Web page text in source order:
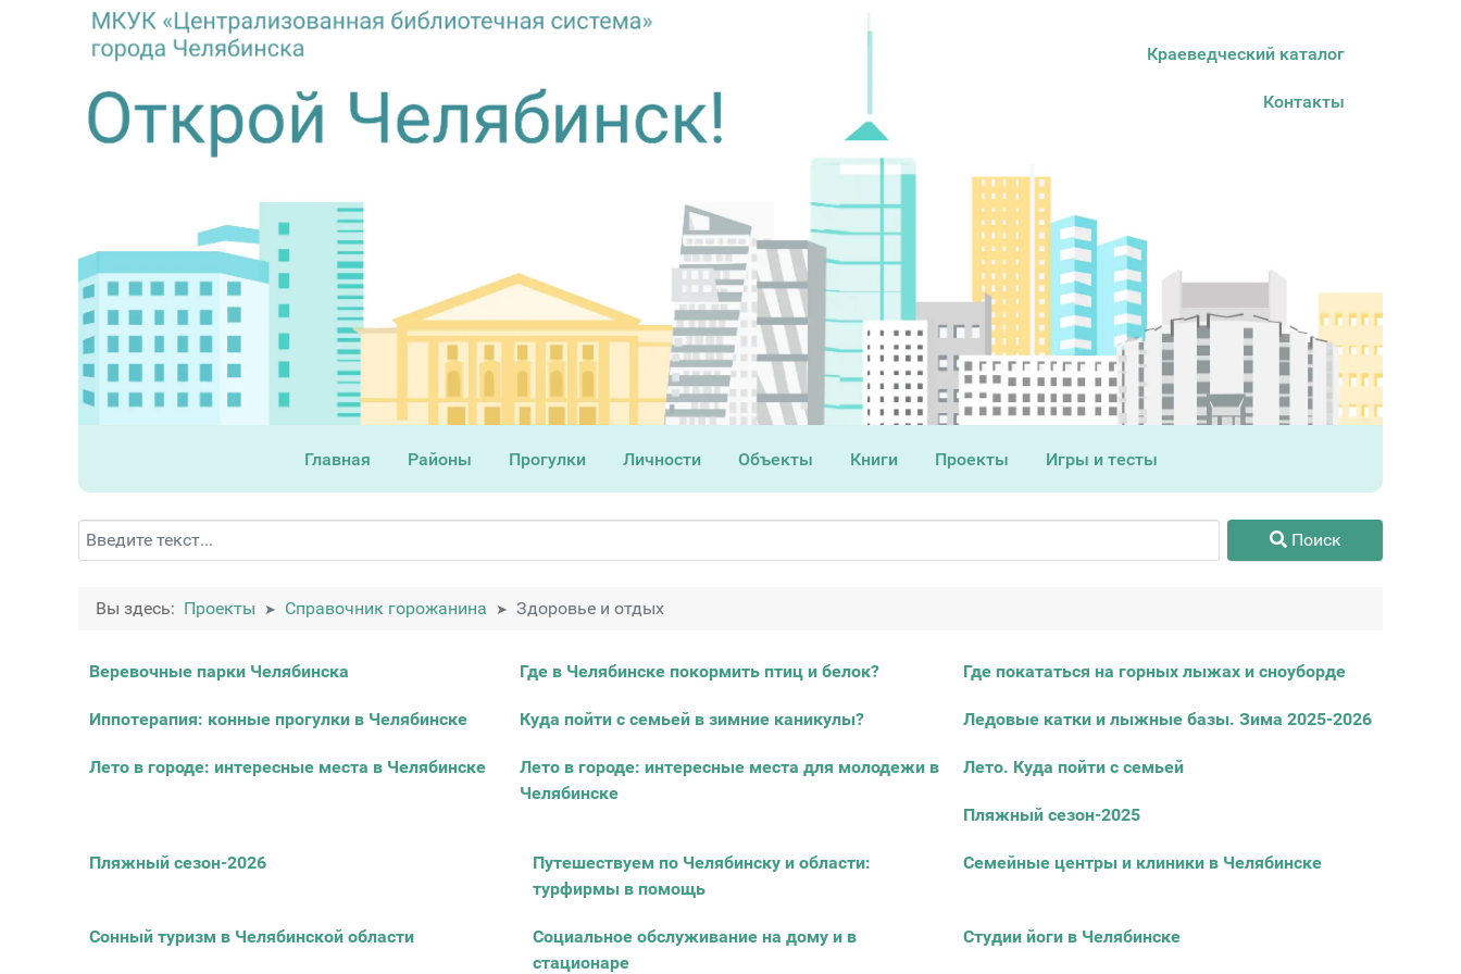
Краеведческий каталог
Контакты
Главная Районы Прогулки Личности Объекты Книги Проекты Игры и тесты
Поиск Поиск
Вы здесь: Проекты Справочник горожанина Здоровье и отдых
Заголовок
Веревочные парки Челябинска Где в Челябинске покормить птиц и белок? Где покататься на горных лыжах и сноуборде
Иппотерапия: конные прогулки в Челябинске Куда пойти с семьей в зимние каникулы? Ледовые катки и лыжные базы. Зима 2025-2026
Лето в городе: интересные места в Челябинске
Лето в городе: интересные места для молодежи в
Челябинске
Лето. Куда пойти с семьей
Пляжный сезон-2025
Пляжный сезон-2026
Путешествуем по Челябинску и области:
турфирмы в помощь
Семейные центры и клиники в Челябинске
Сонный туризм в Челябинской области
Социальное обслуживание на дому и в
стационаре
Студии йоги в Челябинске